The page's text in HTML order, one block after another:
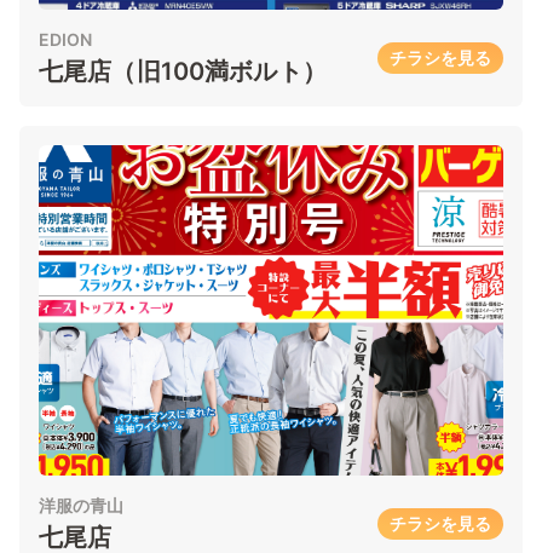
EDION
七尾店（旧100満ボルト） チラシを見る
洋服の青山
七尾店 チラシを見る